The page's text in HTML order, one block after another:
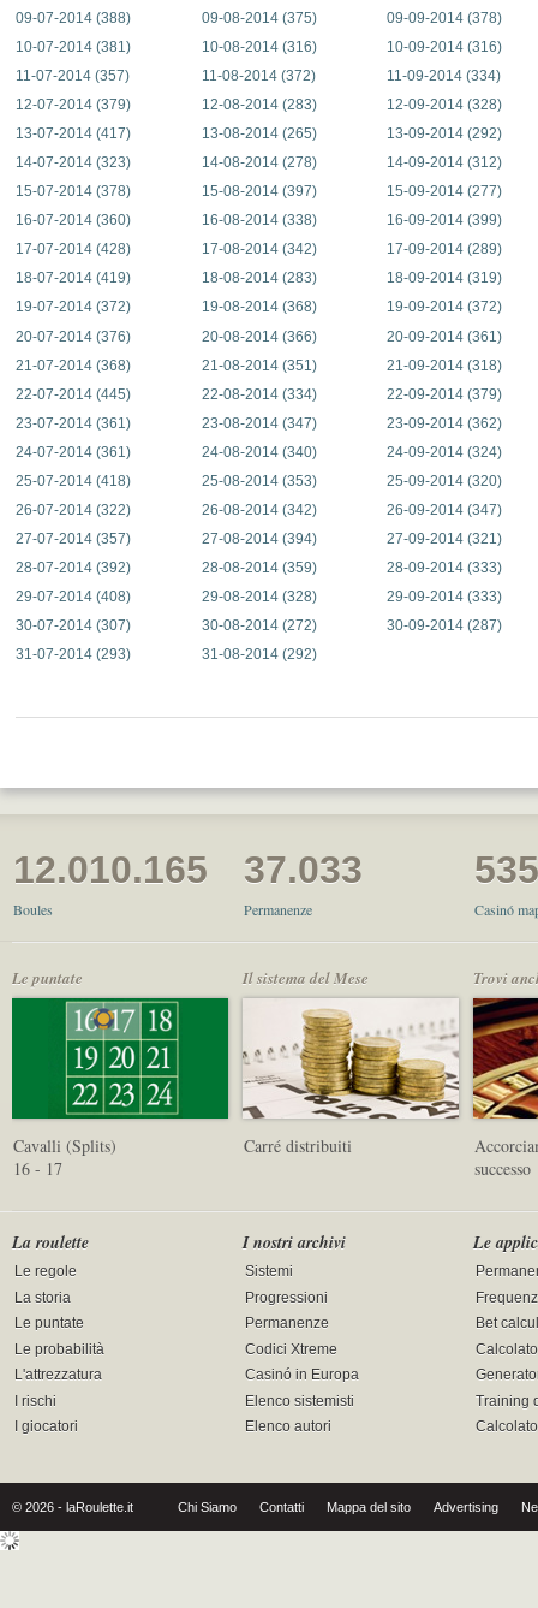
09-07-2014 (388)
10-07-2014 (381)
11-07-2014 (357)
12-07-2014 (379)
13-07-2014 (417)
14-07-2014 (323)
15-07-2014 (378)
16-07-2014 (360)
17-07-2014 (428)
18-07-2014 (419)
19-07-2014 (372)
20-07-2014 (376)
21-07-2014 (368)
22-07-2014 (445)
23-07-2014 (361)
24-07-2014 (361)
25-07-2014 (418)
26-07-2014 (322)
27-07-2014 (357)
28-07-2014 (392)
29-07-2014 (408)
30-07-2014 (307)
31-07-2014 (293)
09-08-2014 (375)
10-08-2014 (316)
11-08-2014 (372)
12-08-2014 (283)
13-08-2014 (265)
14-08-2014 (278)
15-08-2014 (397)
16-08-2014 (338)
17-08-2014 (342)
18-08-2014 (283)
19-08-2014 (368)
20-08-2014 (366)
21-08-2014 (351)
22-08-2014 (334)
23-08-2014 (347)
24-08-2014 (340)
25-08-2014 (353)
26-08-2014 (342)
27-08-2014 (394)
28-08-2014 (359)
29-08-2014 (328)
30-08-2014 (272)
31-08-2014 (292)
09-09-2014 (378)
10-09-2014 (316)
11-09-2014 (334)
12-09-2014 (328)
13-09-2014 (292)
14-09-2014 (312)
15-09-2014 (277)
16-09-2014 (399)
17-09-2014 (289)
18-09-2014 (319)
19-09-2014 (372)
20-09-2014 (361)
21-09-2014 (318)
22-09-2014 (379)
23-09-2014 (362)
24-09-2014 (324)
25-09-2014 (320)
26-09-2014 (347)
27-09-2014 (321)
28-09-2014 (333)
29-09-2014 (333)
30-09-2014 (287)
12.010.165
Boules
37.033
Permanenze Casinó
Le puntate
Cavalli (Splits)
16 - 17
Il sistema del Mese
Carré distribuiti
Trovi
successo
La roulette
Le regole
La storia
Le puntate
Le probabilità
L'attrezzatura
I rischi
I giocatori
I nostri archivi
Sistemi
Progressioni
Permanenze
Codici Xtreme
Casinó in Europa
Elenco sistemisti
Elenco autori
Le
Bet
Training
© 2026 - laRoulette.it Chi Siamo Contatti Mappa del sito Advertising